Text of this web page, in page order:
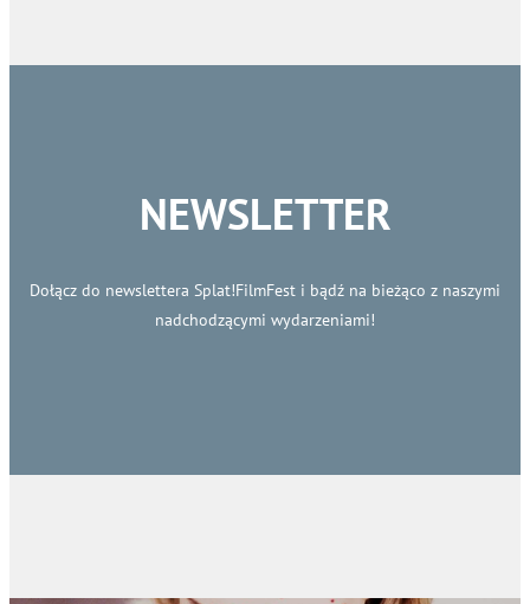
NEWSLETTER
Dołącz do newslettera Splat!FilmFest i bądź na bieżąco z naszymi
nadchodzącymi wydarzeniami!